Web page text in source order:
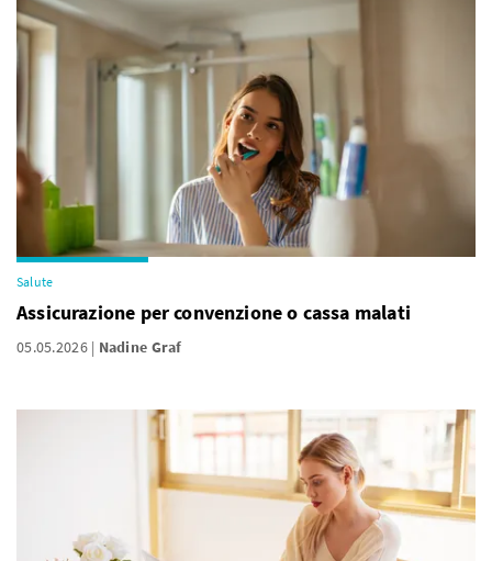
Salute
Assicurazione per convenzione o cassa malati
05.05.2026 Nadine Graf